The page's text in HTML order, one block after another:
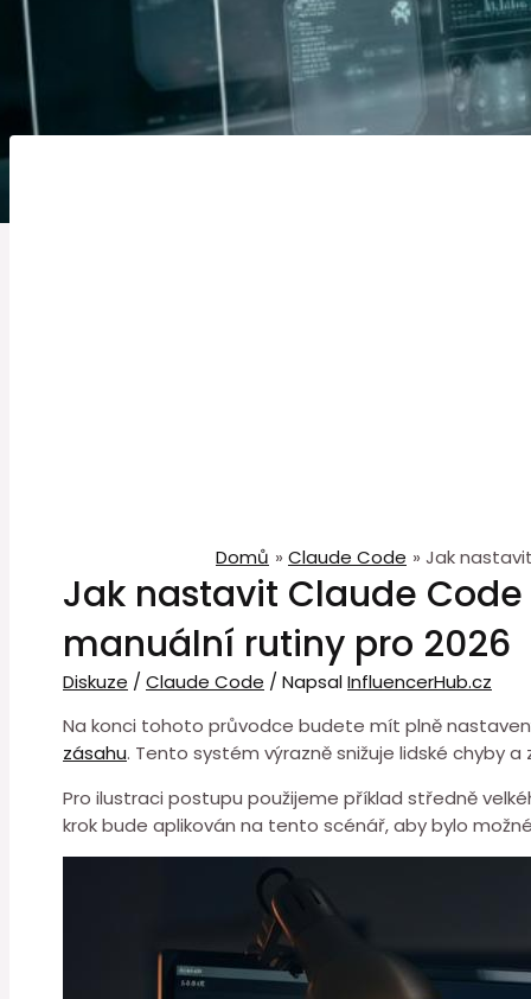
Domů Claude Code Jak
Jak nastavit Claude
manuální rutiny pro 2026
Diskuze / Claude Code / NapsalInfluencerHub.cz
Na konci tohoto průvodce ⁢budete mít plně
zásahu. Tento systém výrazně snižuje lidské ⁢chyby
Pro ilustraci postupu použijeme příklad středně
krok bude aplikován na tento scénář, aby bylo